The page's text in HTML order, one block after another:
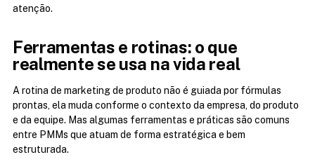
atenção.
Ferramentas e rotinas: o que
realmente se usa na vida real
A rotina de marketing de produto não é guiada por fórmulas
prontas, ela muda conforme o contexto da empresa, do produto
e da equipe. Mas algumas ferramentas e práticas são comuns
entre PMMs que atuam de forma estratégica e bem
estruturada.